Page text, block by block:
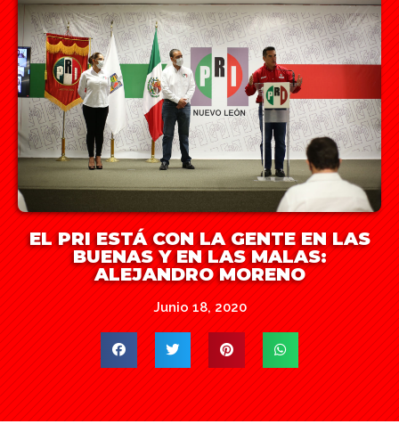
EL PRI ESTÁ CON LA GENTE EN LAS
BUENAS Y EN LAS MALAS:
ALEJANDRO MORENO
Junio 18, 2020